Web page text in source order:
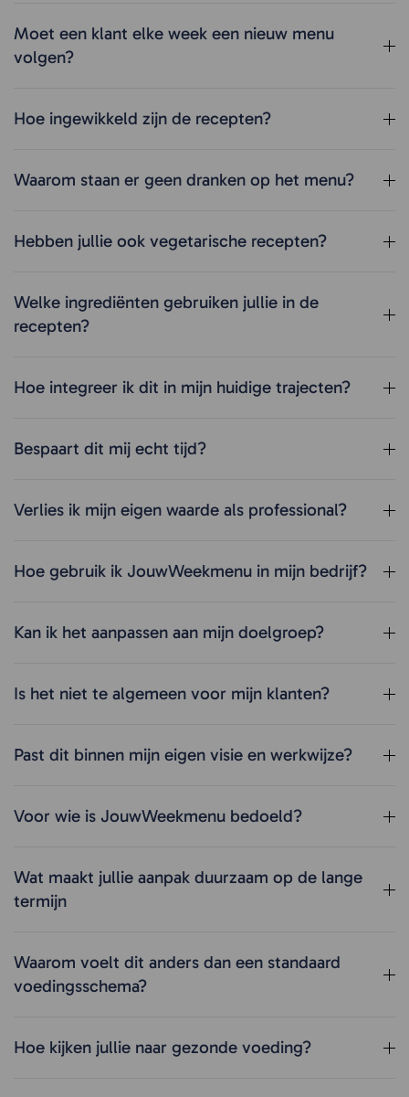
Moet een klant elke week een nieuw menu
volgen?
Hoe ingewikkeld zijn de recepten?
Waarom staan er geen dranken op het menu?
Hebben jullie ook vegetarische recepten?
Welke ingrediënten gebruiken jullie in de
recepten?
Hoe integreer ik dit in mijn huidige trajecten?
Bespaart dit mij echt tijd?
Verlies ik mijn eigen waarde als professional?
Hoe gebruik ik JouwWeekmenu in mijn bedrijf?
Kan ik het aanpassen aan mijn doelgroep?
Is het niet te algemeen voor mijn klanten?
Past dit binnen mijn eigen visie en werkwijze?
Voor wie is JouwWeekmenu bedoeld?
Wat maakt jullie aanpak duurzaam op de lange
termijn
Waarom voelt dit anders dan een standaard
voedingsschema?
Hoe kijken jullie naar gezonde voeding?